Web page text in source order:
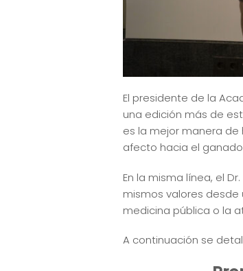
El presidente de la
una edición más de
es la mejor manera de
afecto hacia el
En la misma línea, el
mismos valores
medicina pública o la
A continuación se